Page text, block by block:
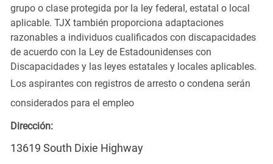
grupo o clase protegida por la ley federal, estatal o local
aplicable. TJX también proporciona adaptaciones
razonables a individuos cualificados con discapacidades
de acuerdo con la Ley de Estadounidenses con
Discapacidades y las leyes estatales y locales aplicables.
Los aspirantes con registros de arresto o condena serán
considerados para el empleo
Dirección:
13619 South Dixie Highway